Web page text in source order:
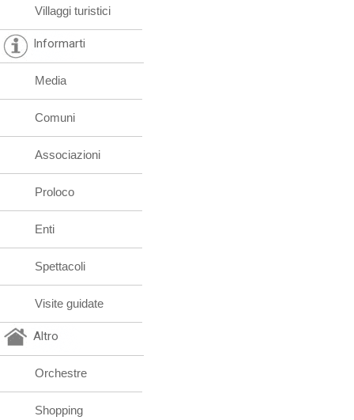
Villaggi turistici
Informarti
Media
Comuni
Associazioni
Proloco
Enti
Spettacoli
Visite guidate
Altro
Orchestre
Shopping